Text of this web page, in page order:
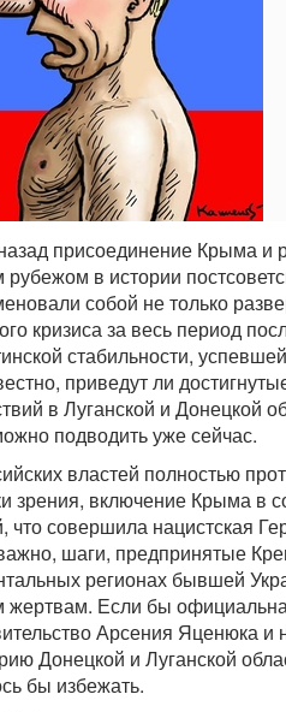
присоединение Крыма и
в истории
собой не только
кризиса за весь период
стабильности,
приведут ли
в Луганской и Донецкой
подводить уже сейчас.
властей полностью
зрения, включение Крыма в
что совершила нацистская
шаги, предпринятые
регионах бывшей
жертвам. Если бы
Арсения Яценюка
Донецкой и Луганской
бы избежать.